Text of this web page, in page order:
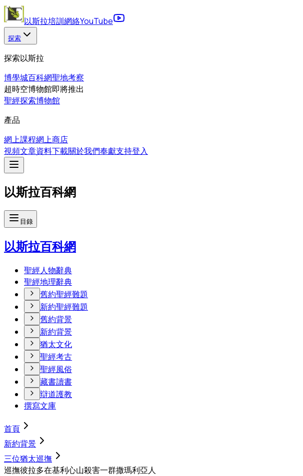
以斯拉培訓網絡YouTube
探索
探索以斯拉
博學城百科網聖地考察
超時空博物館即將推出
聖經探索博物館
產品
網上課程網上商店
視頻文章資料下載關於我們奉獻支持登入
以斯拉百科網
目錄
以斯拉百科網
聖經人物辭典
聖經地理辭典
舊約聖經難題
新約聖經難題
舊約背景
新約背景
猶太文化
聖經考古
聖經風俗
藏書讀書
辯道護教
撰寫文庫
首頁
新約背景
三位猶太巡撫
巡撫彼拉多在基利心山殺害一群撒瑪利亞人